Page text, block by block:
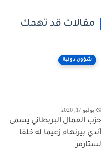
مقالات قد تهمك
شؤون دولية
يوليو 17, 2026
حزب العمال البريطاني يسمى
آندي بيرنهام زعيما له خلفا
لستارمر